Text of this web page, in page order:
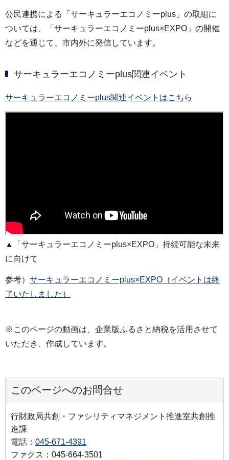
公民連携による「サーキュラーエコノミーplus」の取組に
ついては、「サーキュラーエコノミーplus×EXPO」の開催
などを通じて、市内外に発信しています。
サーキュラーエコノミーplus関連イベント
サーキュラーエコノミーplus関連イベントはこちら
▲「サーキュラーエコノミーplus×EXPO」持続可能な未来
に向けて
参考） サーキュラーエコノミーplus×EXPO（イベントは終
了いたしました）
※このページの動画は、企業版ふるさと納税を活用させて
いただき、作成しています。
このページへのお問合せ
行財政局共創・ファシリティマネジメント推進室共創推
進課
電話： 045-671-4391
ファクス：045-664-3501